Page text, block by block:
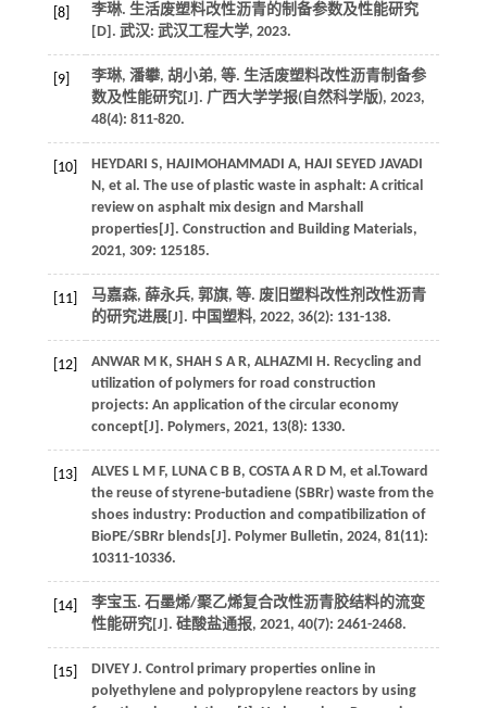
[8]
李琳. 生活废塑料改性沥青的制备参数及性能研究
[D]. 武汉: 武汉工程大学, 2023.
[9] 李琳, 潘攀, 胡小弟, 等. 生活废塑料改性沥青制备参
数及性能研究[J]. 广西大学学报(自然科学版), 2023,
48(4): 811-820.
[10] HEYDARI S, HAJIMOHAMMADI A, HAJI SEYED JAVADI
N , et al . The use of plastic waste in asphalt: A critical
review on asphalt mix design and Marshall
properties[J]. Construction and Building Materials,
2021, 309: 125185.
[11] 马嘉森, 薛永兵, 郭旗, 等. 废旧塑料改性剂改性沥青
的研究进展[J]. 中国塑料, 2022, 36(2): 131-138.
[12] ANWAR M K, SHAH S A R, ALHAZMI H . Recycling and
utilization of polymers for road construction
projects: An application of the circular economy
concept[J]. Polymers, 2021, 13(8): 1330.
[13] ALVES L M F, LUNA C B B, COSTA A R D M , et al .Toward
the reuse of styrene-butadiene (SBRr) waste from the
shoes industry: Production and compatibilization of
BioPE/SBRr blends[J]. Polymer Bulletin, 2024, 81(11):
10311-10336.
[14]
李宝玉. 石墨烯/聚乙烯复合改性沥青胶结料的流变
性能研究[J]. 硅酸盐通报, 2021, 40(7): 2461-2468.
[15] DIVEY J. Control primary properties online in
polyethylene and polypropylene reactors by using